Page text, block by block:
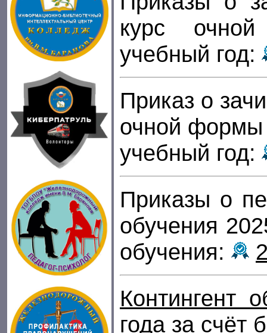
курс
учебный год:
Приказ о
очной формы
учебный год:
Приказы о
обучения
обучения:
Контингент
года за счёт